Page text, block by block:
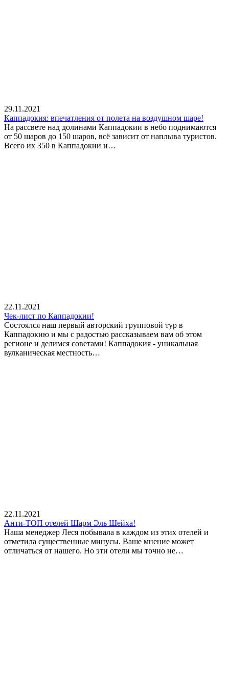
29.11.2021
Каппадокия: впечатления от полета на воздушном шаре!
На рассвете над долинами Каппадокии в небо поднимаются
от 50 шаров до 150 шаров, всё зависит от наплыва туристов.
Всего их 350 в Каппадокии и…
22.11.2021
Чек-лист по Каппадокии!
Состоялся наш первый авторский групповой тур в
Каппадокию и мы с радостью рассказываем вам об этом
регионе и делимся советами! Каппадокия - уникальная
вулканическая местность…
22.11.2021
Анти-ТОП отелей Шарм Эль Шейха!
Наша менеджер Леся побывала в каждом из этих отелей и
отметила существенные минусы. Ваше мнение может
отличаться от нашего. Но эти отели мы точно не…